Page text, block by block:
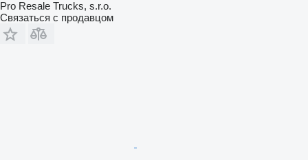
Pro Resale Trucks, s.r.o.
Связаться с продавцом